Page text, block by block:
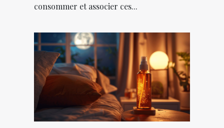
consommer et associer ces...